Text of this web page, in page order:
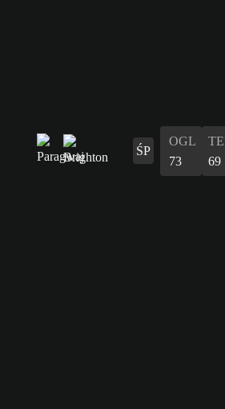
ŚP
OGL
73
69